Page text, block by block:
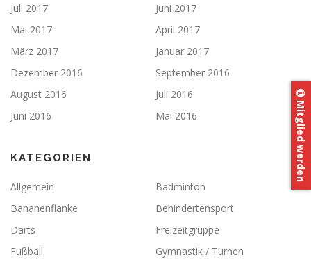
Juli 2017
Juni 2017
Mai 2017
April 2017
März 2017
Januar 2017
Dezember 2016
September 2016
August 2016
Juli 2016
Juni 2016
Mai 2016
KATEGORIEN
Allgemein
Badminton
Bananenflanke
Behindertensport
Darts
Freizeitgruppe
Fußball
Gymnastik / Turnen
Mitglied werden